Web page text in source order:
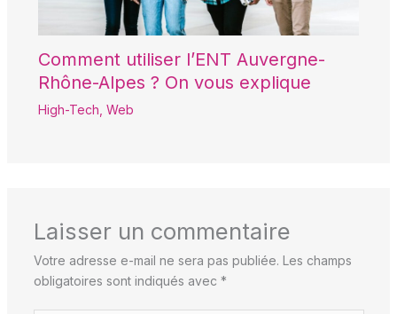
Comment utiliser l’ENT Auvergne-
Rhône-Alpes ? On vous explique
High-Tech Web
Laisser un commentaire
Votre adresse e-mail ne sera pas publiée. Les champs
obligatoires sont indiqués avec *